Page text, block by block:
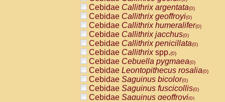
Cebidae Callithrix argentata(0)
Cebidae Callithrix geoffroyi(0)
Cebidae Callithrix humeralifer(0)
Cebidae Callithrix jacchus(0)
Cebidae Callithrix penicillata(0)
Cebidae Callithrixspp.(0)
Cebidae Cebuella pygmaea(0)
Cebidae Leontopithecus rosalia(0)
Cebidae Saguinus bicolor(0)
Cebidae Saguinus fuscicollis(0)
Cebidae Saguinus geoffroyi(0)